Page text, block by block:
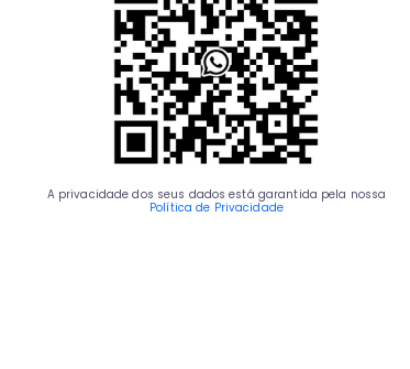
A privacidade dos seus dados está garantida pela nossa
Política de Privacidade